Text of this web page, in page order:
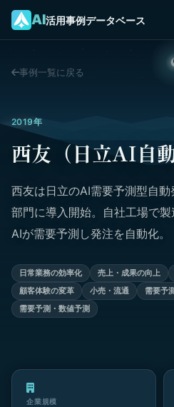
AI活用事例データベース
事例一覧に戻る
2019年
西友（日立AI自動
西友は日立のAI需要予測型自
部門に導入開始。自社工場で
AIが需要予測し発注を自動化。
日常業務の効率化 売上・成果の向上
顧客体験の変革
小売・流通
需要予
需要予測・数値予測
企業規模